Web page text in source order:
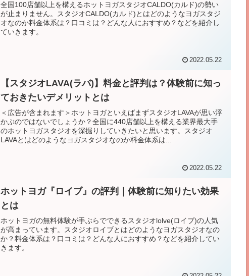
全国100店舗以上を構えるホットヨガスタジオCALDO(カルド)の勢い
が止まりません。スタジオCALDO(カルド)とはどのようなヨガスタジ
オなのか料金体系は？口コミは？どんな人におすすめ？などを紹介し
ていきます。
2022.05.22
【スタジオLAVA(ラバ)】料金と評判は？体験前に知っ
ておきたいデメリットとは
＜広告が含まれます＞ホットヨガといえばまずスタジオLAVAが思い浮
かぶのではないでしょうか？全国に440店舗以上を構える業界最大手
のホットヨガスタジオを深掘りしていきたいと思います。スタジオ
LAVAとはどのようなヨガスタジオなのか料金体系は...
2022.05.22
ホットヨガ『ロイブ』の評判｜体験前に知りたい効果
とは
ホットヨガの無料体験が手ぶらでできるスタジオlolve(ロイブ)の人気
が高まっています。スタジオロイブとはどのようなヨガスタジオなの
か？料金体系は？口コミは？どんな人におすすめ？などを紹介してい
きます。